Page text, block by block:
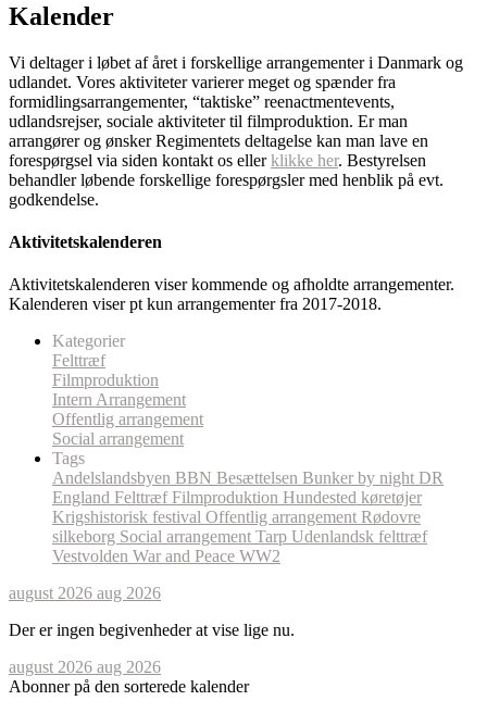
Kalender
Vi deltager i løbet af året i forskellige arrangementer i Danmark og
udlandet. Vores aktiviteter varierer meget og spænder fra
formidlingsarrangementer, “taktiske” reenactmentevents,
udlandsrejser, sociale aktiviteter til filmproduktion. Er man
arrangører og ønsker Regimentets deltagelse kan man lave en
forespørgsel via siden kontakt os ellerklikke her. Bestyrelsen
behandler løbende forskellige forespørgsler med henblik på evt.
godkendelse.
Aktivitetskalenderen
Aktivitetskalenderen viser kommende og afholdte arrangementer.
Kalenderen viser pt kun arrangementer fra 2017-2018.
Kategorier
Felttræf
Filmproduktion
Intern Arrangement
Offentlig arrangement
Social arrangement
Tags
Andelslandsbyen BBN Besættelsen Bunker by night DR
England FelttræfFilmproduktion Hundested køretøjer
Krigshistorisk festival Offentlig arrangement Rødovre
silkeborg Social arrangement Tarp Udenlandsk felttræf
Vestvolden War and Peace WW2
august 2026 aug 2026
Der er ingen begivenheder at vise lige nu.
august 2026 aug 2026
Abonner på den sorterede kalender